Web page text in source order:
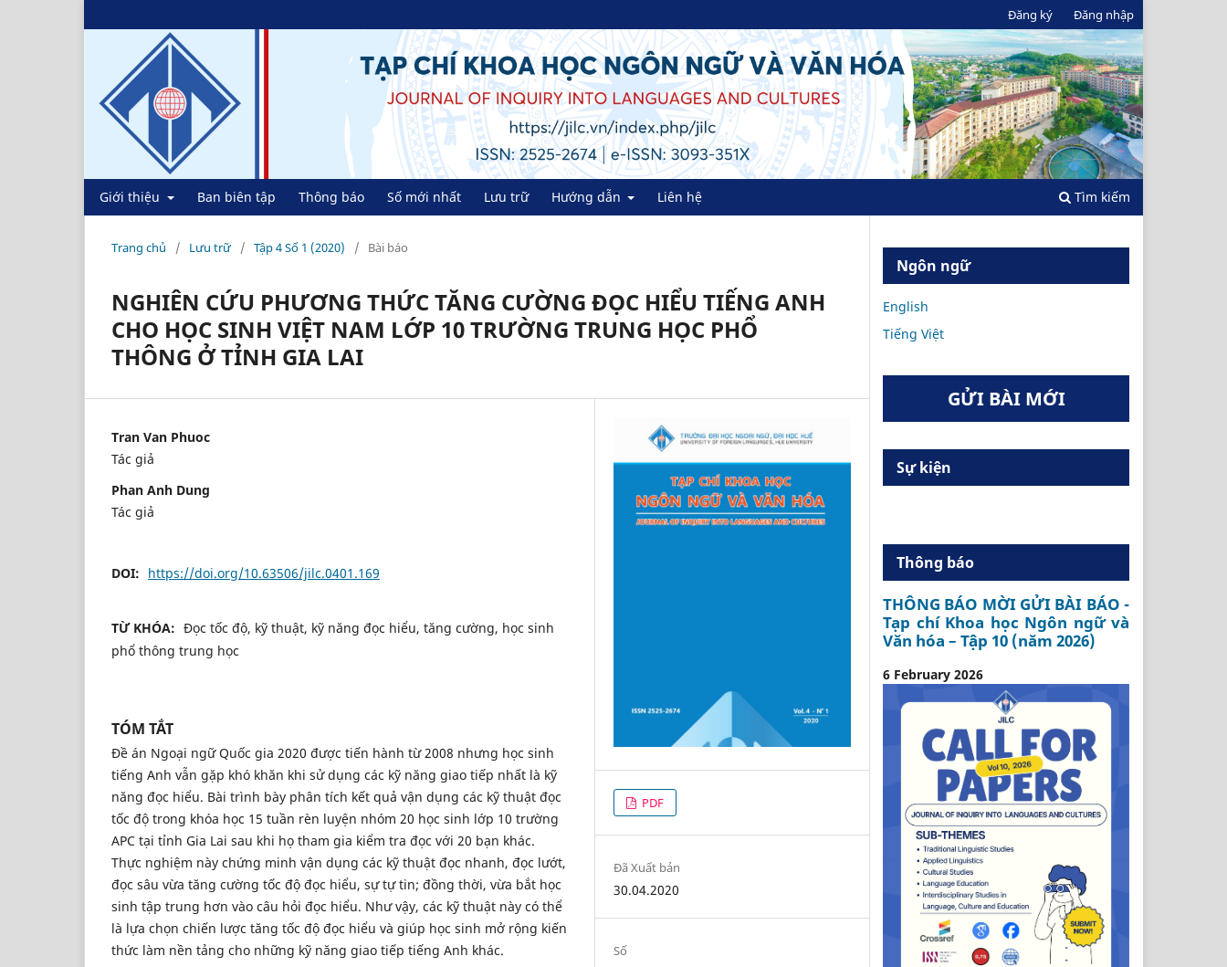
Giới thiệu Ban biên tập Thông báo Số mới nhất Lưu trữ Hướng dẫn Liên hệ Tìm kiếm
Đăng ký Đăng nhập
Trang chủ / Lưu trữ / Tập 4 Số 1 (2020) / Bài báo
NGHIÊN CỨU PHƯƠNG THỨC TĂNG CƯỜNG ĐỌC HIỂU TIẾNG ANH
CHO HỌC SINH VIỆT NAM LỚP 10 TRƯỜNG TRUNG HỌC PHỔ
THÔNG Ở TỈNH GIA LAI
Tran Van Phuoc
Tác giả
Phan Anh Dung
Tác giả
DOI: https://doi.org/10.63506/jilc.0401.169
TỪ KHÓA: Đọc tốc độ, kỹ thuật, kỹ năng đọc hiểu, tăng cường, học sinh
phổ thông trung học
TÓM TẮT
Đề án Ngoại ngữ Quốc gia 2020 được tiến hành từ 2008 nhưng học sinh
tiếng Anh vẫn gặp khó khăn khi sử dụng các kỹ năng giao tiếp nhất là kỹ
năng đọc hiểu. Bài trình bày phân tích kết quả vận dụng các kỹ thuật đọc
tốc độ trong khóa học 15 tuần rèn luyện nhóm 20 học sinh lớp 10 trường
APC tại tỉnh Gia Lai sau khi họ tham gia kiểm tra đọc với 20 bạn khác.
Thực nghiệm này chứng minh vận dụng các kỹ thuật đọc nhanh, đọc lướt,
đọc sâu vừa tăng cường tốc độ đọc hiểu, sự tự tin; đồng thời, vừa bắt học
sinh tập trung hơn vào câu hỏi đọc hiểu. Như vậy, các kỹ thuật này có thể
là lựa chọn chiến lược tăng tốc độ đọc hiểu và giúp học sinh mở rộng kiến
thức làm nền tảng cho những kỹ năng giao tiếp tiếng Anh khác.
PDF
Đã Xuất bản
30.04.2020
Số
Ngôn ngữ
English
Tiếng Việt
GỬI BÀI MỚI
Sự kiện
Thông báo
THÔNG BÁO MỜI GỬI BÀI BÁO -
Tạp chí Khoa học Ngôn ngữ và
Văn hóa – Tập 10 (năm 2026)
6 February 2026